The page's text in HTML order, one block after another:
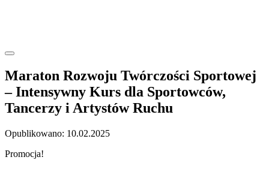
Maraton Rozwoju Twórczości Sportowej
– Intensywny Kurs dla Sportowców,
Tancerzy i Artystów Ruchu
Opublikowano: 10.02.2025
Promocja!